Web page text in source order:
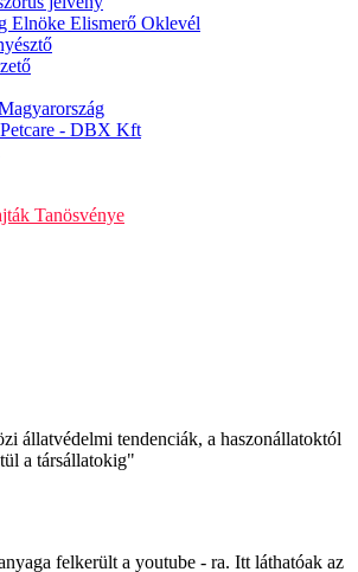
Elnöke Elismerő Oklevél
- DBX Kft
Tanösvénye
állatvédelmi tendenciák, a haszonállatoktól
a társállatokig"
felkerült a youtube - ra. Itt láthatóak az